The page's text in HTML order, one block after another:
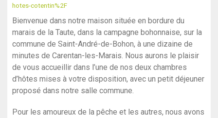
hotes-cotentin%2F
Bienvenue dans notre maison située en bordure du
marais de la Taute, dans la campagne bohonnaise, sur la
commune de Saint-André-de-Bohon, à une dizaine de
minutes de Carentan-les-Marais.​ ​Nous aurons le plaisir
de vous accueillir dans l’une de nos deux chambres
d’hôtes mises à votre disposition, avec un petit déjeuner
proposé dans notre salle commune.
Pour les amoureux de la pêche et les autres, nous avons